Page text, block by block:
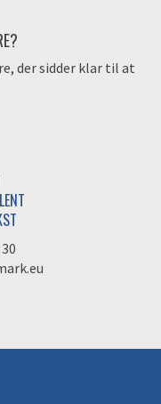
der sidder klar til at